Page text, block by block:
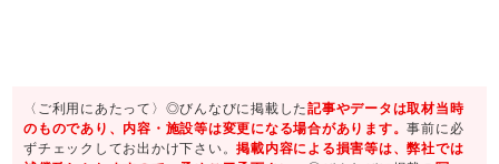
〈ご利用にあたって〉◎びんなびに掲載した記事やデータは取材当時
のものであり、内容・施設等は変更になる場合があります。事前に必
ずチェックしてお出かけ下さい。掲載内容による損害等は、弊社では